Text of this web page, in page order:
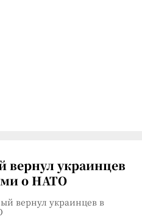
украинцев
о НАТО
вернул украинцев в